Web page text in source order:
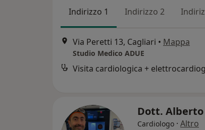
Indirizzo 1 Indirizzo 2
Via Peretti 13, Cagliari • Mappa
Studio Medico ADUE
Dott. Alberto
Cardiologo · Altro